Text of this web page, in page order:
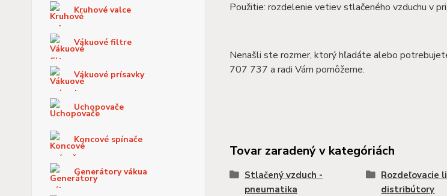
Kruhové valce
Vákuové filtre
Vákuové prísavky
Uchopovače
Koncové spínače
Generátory vákua
Použitie: rozdelenie vetiev stlačeného vzduchu v
Nenašli ste rozmer, ktorý hľadáte alebo
707 737 a radi Vám pomôžeme.
Tovar zaradený v kategóriách
Stlačený vzduch -
pneumatika
Rozdeľovacie
distribútory